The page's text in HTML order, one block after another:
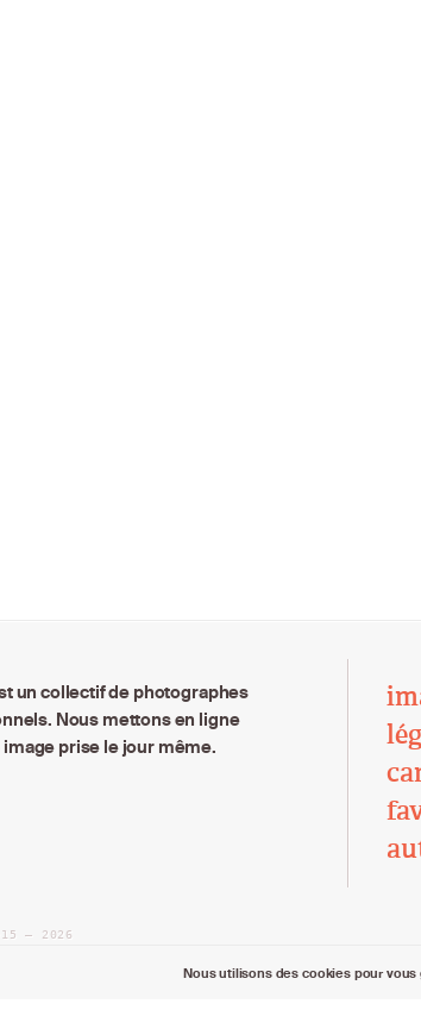
un collectif de photographes
Nous mettons en ligne
prise le jour même.
– 2026
Nous utilisons des cookies pour